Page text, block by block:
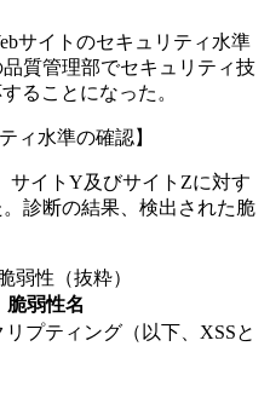
サイトのセキュリティ水準
質管理部でセキュリティ技
ることになった。
ィ水準の確認】
サイトY及びサイトZに対す
診断の結果、検出された脆
弱性（抜粋）
脆弱性名
リプティング（以下、XSSと